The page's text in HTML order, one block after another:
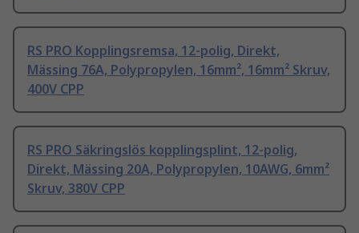
RS PRO Kopplingsremsa, 12-polig, Direkt,
Mässing 76A, Polypropylen, 16mm², 16mm² Skruv,
400V CPP
RS PRO Säkringslös kopplingsplint, 12-polig,
Direkt, Mässing 20A, Polypropylen, 10AWG, 6mm²
Skruv, 380V CPP